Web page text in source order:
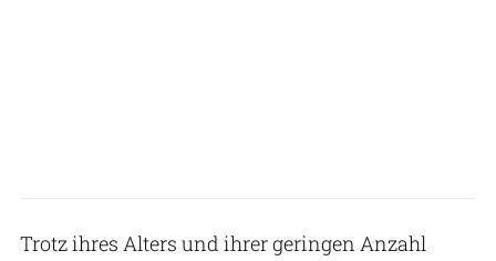
Trotz ihres Alters und ihrer geringen Anzahl